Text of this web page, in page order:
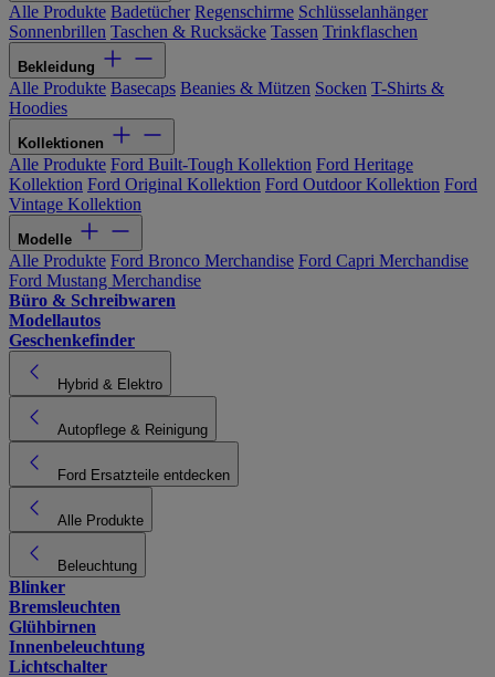
Alle Produkte Badetücher Regenschirme Schlüsselanhänger
Sonnenbrillen Taschen & Rucksäcke Tassen Trinkflaschen
Bekleidung
Alle Produkte Basecaps Beanies & Mützen Socken T-Shirts &
Hoodies
Kollektionen
Alle Produkte Ford Built-Tough Kollektion Ford Heritage
Kollektion Ford Original Kollektion Ford Outdoor Kollektion Ford
Vintage Kollektion
Modelle
Alle Produkte Ford Bronco Merchandise Ford Capri Merchandise
Ford Mustang Merchandise
Büro & Schreibwaren
Modellautos
Geschenkefinder
Hybrid & Elektro
Autopflege & Reinigung
Ford Ersatzteile entdecken
Alle Produkte
Beleuchtung
Blinker
Bremsleuchten
Glühbirnen
Innenbeleuchtung
Lichtschalter